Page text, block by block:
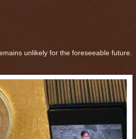
unlikely for the foreseeable future.